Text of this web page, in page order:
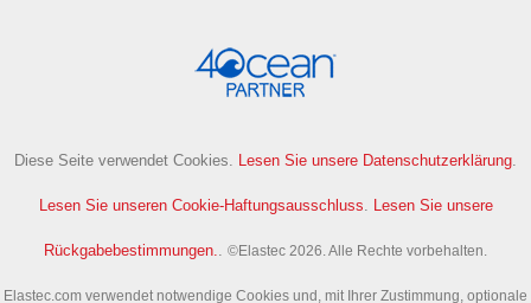
Diese Seite verwendet Cookies. Lesen Sie unsere Datenschutzerklärung.
Lesen Sie unseren Cookie-Haftungsausschluss. Lesen Sie unsere
Rückgabebestimmungen.. ©Elastec 2026. Alle Rechte vorbehalten.
Elastec.com verwendet notwendige Cookies und, mit Ihrer Zustimmung, optionale